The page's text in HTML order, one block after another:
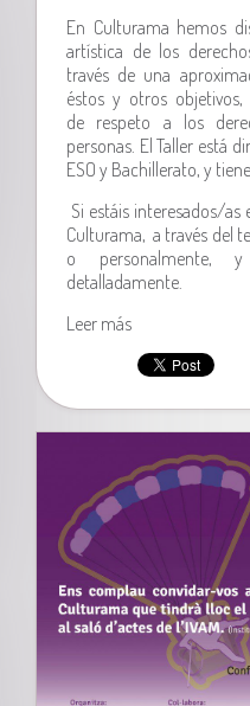
En Culturama hemos
artística de los
través de una
éstos y otros
de respeto a los
personas. El Taller está
ESO y Bachillerato, y
Si estáis interesados/
Culturama, a través del
o personalmente,
detalladamente.
Leer más